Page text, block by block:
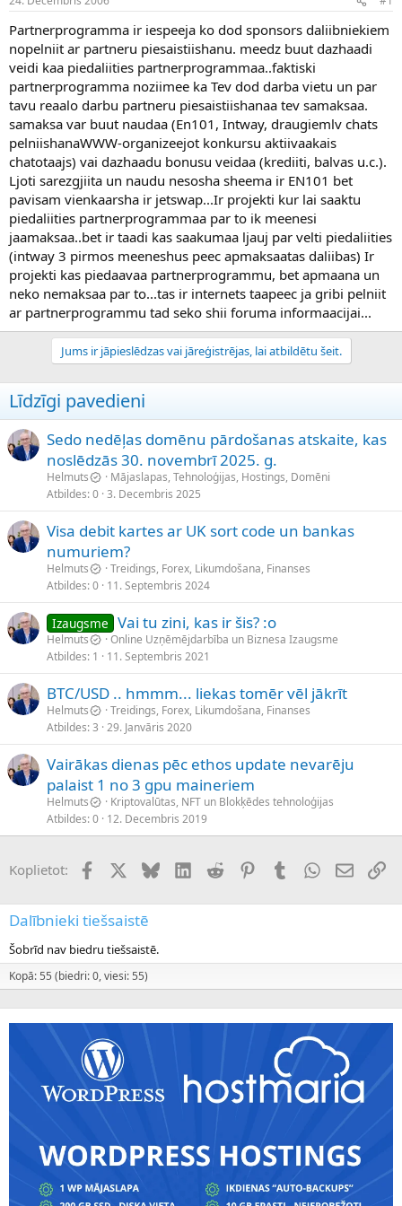
n
u
z
s
ā
c
ē
s
a
u
m
s
Partnerprogramma ir iespeeja ko dod sponsors daliibniekiem
nopelniit ar partneru piesaistiishanu. meedz buut dazhaadi
veidi kaa piedaliities partnerprogrammaa..faktiski
partnerprogramma noziimee ka Tev dod darba vietu un par
tavu reaalo darbu partneru piesaistiishanaa tev samaksaa.
samaksa var buut naudaa (En101, Intway, draugiemlv chats
pelniishanaWWW-organizeejot konkursu aktiivaakais
chatotaajs) vai dazhaadu bonusu veidaa (krediiti, balvas u.c.).
Ljoti sarezgjiita un naudu nesosha sheema ir EN101 bet
pavisam vienkaarsha ir jetswap...Ir projekti kur lai saaktu
piedaliities partnerprogrammaa par to ik meenesi
jaamaksaa..bet ir taadi kas saakumaa ljauj par velti piedaliities
(intway 3 pirmos meeneshus peec apmaksaatas daliibas) Ir
projekti kas piedaavaa partnerprogrammu, bet apmaana un
neko nemaksaa par to...tas ir internets taapeec ja gribi pelniit
ar partnerprogrammu tad seko shii foruma informaacijai...
Jums ir jāpieslēdzas vai jāreģistrējas, lai atbildētu šeit.
Līdzīgi pavedieni
Sedo nedēļas domēnu pārdošanas atskaite, kas
noslēdzās 30. novembrī 2025. g.
Helmuts
Mājaslapas, Tehnoloģijas, Hostings, Domēni
Atbildes 0 3. Decembris 2025
Visa debit kartes ar UK sort code un bankas
numuriem?
Helmuts
Treidings, Forex, Likumdošana, Finanses
Atbildes 0 11. Septembris 2024
Izaugsme Vai tu zini, kas ir šis? :o
Helmuts
Online Uzņēmējdarbība un Biznesa Izaugsme
Atbildes 1 11. Septembris 2021
BTC/USD .. hmmm... liekas tomēr vēl jākrīt
Helmuts
Treidings, Forex, Likumdošana, Finanses
Atbildes 3 29. Janvāris 2020
Vairākas dienas pēc ethos update nevarēju
palaist 1 no 3 gpu maineriem
Helmuts
Kriptovalūtas, NFT un Blokķēdes tehnoloģijas
Atbildes 0 12. Decembris 2019
Koplietot: FacebookX (Twitter)
BlueskyLinkedInReddit PinterestTumblrWhatsApp
E-pasts
Dalībnieki tiešsaistē
Šobrīd nav biedru tiešsaistē.
Kopā: 55 (biedri: 0, viesi: 55)